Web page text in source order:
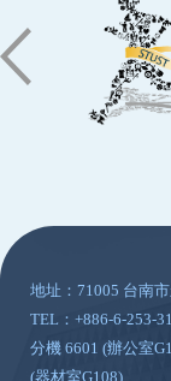
地址：71005 台南
TEL：+886-6-253-
分機 6601 (辦公室
(器材室G108)